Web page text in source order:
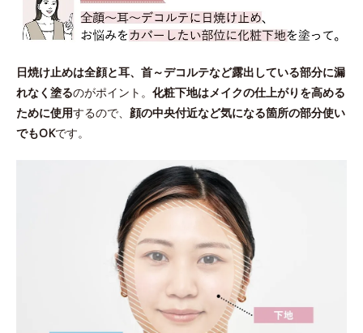
日焼け止めは全顔と耳、首～デコルテなど露出している部分に漏
れなく塗るのがポイント。 化粧下地はメイクの仕上がりを高める
ために使用するので、 顔の中央付近など気になる箇所の部分使い
でもOKです。